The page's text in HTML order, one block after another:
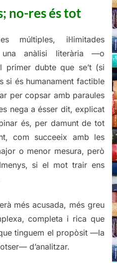
no-res és tot
múltiples, il·limitades
una anàlisi literària —o
dubte que se’t (si
si és humanament factible
per copsar amb paraules
nega a ésser dit, explicat
és, per damunt de tot
com succeeix amb les
o menor mesura, però
si el mot trair ens
més acusada, més greu
completa i rica que
tinguem el propòsit —la
d’analitzar.